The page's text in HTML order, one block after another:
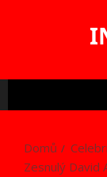
Domů
Zesnulý David